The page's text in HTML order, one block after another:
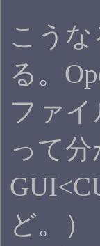
こうな
る。
ファ
って
ど。）